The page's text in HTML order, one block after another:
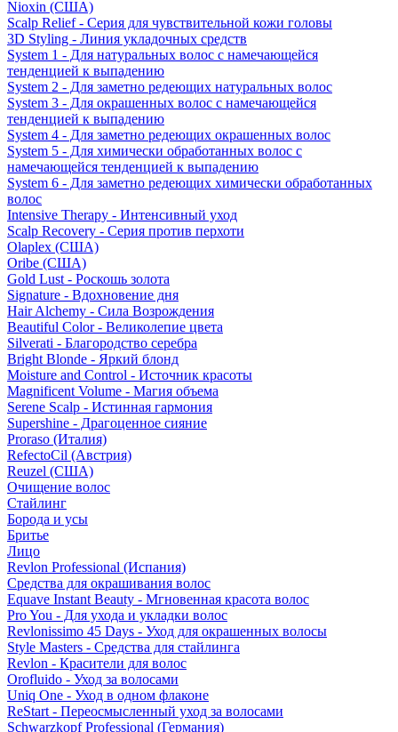
Nioxin (США)
Scalp Relief - Серия для чувствительной кожи головы
3D Styling - Линия укладочных средств
System 1 - Для натуральных волос с намечающейся
тенденцией к выпадению
System 2 - Для заметно редеющих натуральных волос
System 3 - Для окрашенных волос с намечающейся
тенденцией к выпадению
System 4 - Для заметно редеющих окрашенных волос
System 5 - Для химически обработанных волос с
намечающейся тенденцией к выпадению
System 6 - Для заметно редеющих химически обработанных
волос
Intensive Therapy - Интенсивный уход
Scalp Recovery - Серия против перхоти
Olaplex (США)
Oribe (США)
Gold Lust - Роскошь золота
Signature - Вдохновение дня
Hair Alchemy - Сила Возрождения
Beautiful Color - Великолепие цвета
Silverati - Благородство серебра
Bright Blonde - Яркий блонд
Moisture and Control - Источник красоты
Magnificent Volume - Магия объема
Serene Scalp - Истинная гармония
Supershine - Драгоценное сияние
Proraso (Италия)
RefectoCil (Австрия)
Reuzel (США)
Очищение волос
Стайлинг
Борода и усы
Бритье
Лицо
Revlon Professional (Испания)
Средства для окрашивания волос
Equave Instant Beauty - Мгновенная красота волос
Pro You - Для ухода и укладки волос
Revlonissimo 45 Days - Уход для окрашенных волосы
Style Masters - Средства для стайлинга
Revlon - Красители для волос
Orofluido - Уход за волосами
Uniq One - Уход в одном флаконе
ReStart - Переосмысленный уход за волосами
Schwarzkopf Professional (Германия)